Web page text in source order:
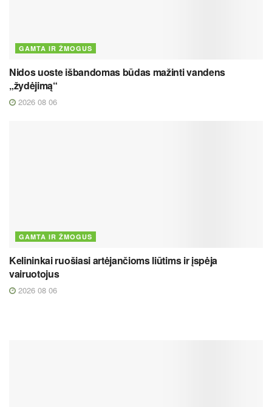
GAMTA IR ŽMOGUS
Nidos uoste išbandomas būdas mažinti vandens
„žydėjimą“
2026 08 06
GAMTA IR ŽMOGUS
Kelininkai ruošiasi artėjančioms liūtims ir įspėja
vairuotojus
2026 08 06